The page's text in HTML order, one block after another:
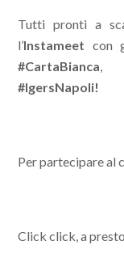
Tutti pronti a
l’Instameet con
#CartaBianca
#IgersNapoli!
Per partecipare al
Click click, a